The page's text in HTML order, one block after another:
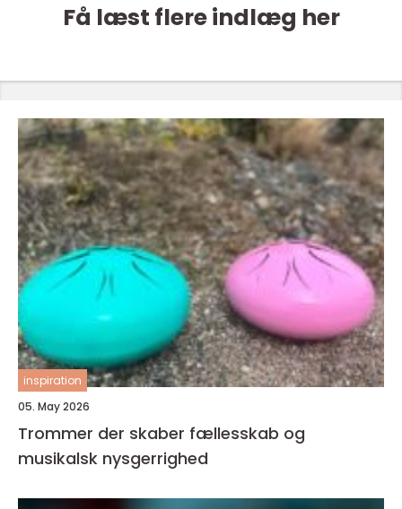
Få læst flere indlæg her
inspiration
05. May 2026
Trommer der skaber fællesskab og
musikalsk nysgerrighed